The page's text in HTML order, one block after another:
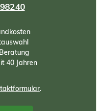
40 Jahren
.